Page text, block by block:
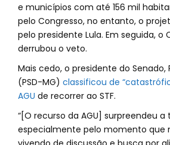
e municípios com até 156 mil
pelo Congresso, no entanto, o
pelo presidente Lula. Em seguida, o
derrubou o veto.
Mais cedo, o presidente do Senado,
(PSD-MG) classificou de
AGU de recorrer ao STF.
“[O recurso da AGU] surpreendeu a
especialmente pelo momento que